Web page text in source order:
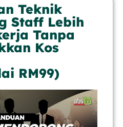
Teknik
Staff Lebih
Tanpa
Kos
RM99)